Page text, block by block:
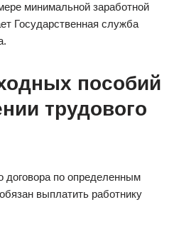
минимальной заработной
Государственная служба
пособий
трудового
договора по определенным
выплатить работнику